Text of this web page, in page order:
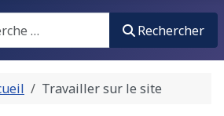
Rechercher
Travailler sur le site